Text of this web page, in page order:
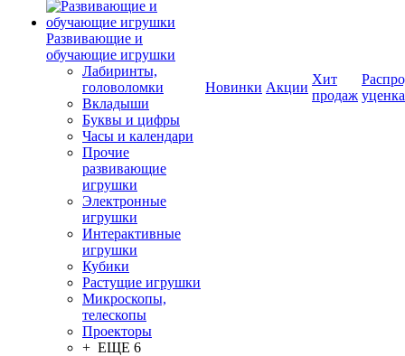
Развивающие и
обучающие игрушки
Лабиринты,
головоломки
Вкладыши
Буквы и цифры
Часы и календари
Прочие
развивающие
игрушки
Электронные
игрушки
Интерактивные
игрушки
Кубики
Растущие игрушки
Микроскопы,
телескопы
Проекторы
+ ЕЩЕ 6
Новинки Акции
Хит
продаж уценка